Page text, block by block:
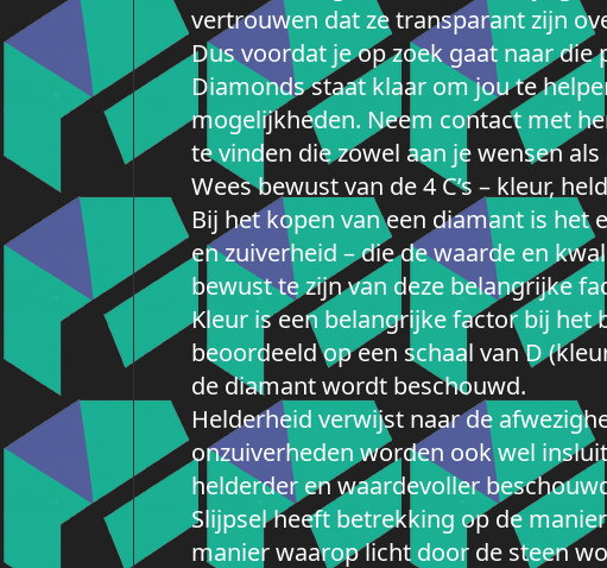
vertrouwen dat ze transparant zijn
Dus voordat je op zoek gaat naar
Diamonds staat klaar om jou te
mogelijkheden. Neem contact met
te vinden die zowel aan je wensen
Wees bewust van de 4 C’s – kleur,
Bij het kopen van een diamant is het
en zuiverheid – die de waarde en
bewust te zijn van deze belangrijke
Kleur is een belangrijke factor bij het
beoordeeld op een schaal van D
de diamant wordt beschouwd.
Helderheid verwijst naar de
onzuiverheden worden ook wel
helderder en waardevoller
Slijpsel heeft betrekking op de
manier waarop licht door de steen